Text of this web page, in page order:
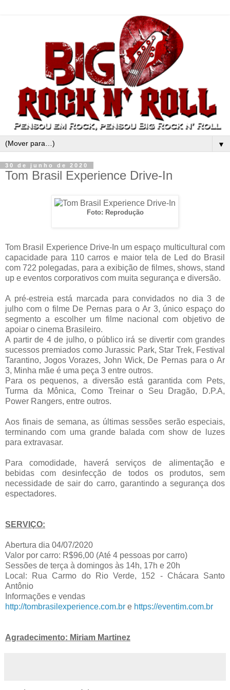
▼
30 de junho de 2020
Tom Brasil Experience Drive-In
Foto: Reprodução
Tom Brasil Experience Drive-In um espaço multicultural com
capacidade para 110 carros e maior tela de Led do Brasil
com 722 polegadas, para a exibição de filmes, shows, stand
up e eventos corporativos com muita segurança e diversão.
A pré-estreia está marcada para convidados no dia 3 de
julho com o filme De Pernas para o Ar 3, único espaço do
segmento a escolher um filme nacional com objetivo de
apoiar o cinema Brasileiro.
A partir de 4 de julho, o público irá se divertir com grandes
sucessos premiados como Jurassic Park, Star Trek, Festival
Tarantino, Jogos Vorazes, John Wick, De Pernas para o Ar
3, Minha mãe é uma peça 3 entre outros.
Para os pequenos, a diversão está garantida com Pets,
Turma da Mônica, Como Treinar o Seu Dragão, D.P.A,
Power Rangers, entre outros.
Aos finais de semana, as últimas sessões serão especiais,
terminando com uma grande balada com show de luzes
para extravasar.
Para comodidade, haverá serviços de alimentação e
bebidas com desinfecção de todos os produtos, sem
necessidade de sair do carro, garantindo a segurança dos
espectadores.
SERVIÇO:
Abertura dia 04/07/2020
Valor por carro: R$96,00 (Até 4 pessoas por carro)
Sessões de terça à domingos às 14h, 17h e 20h
Local: Rua Carmo do Rio Verde, 152 - Chácara Santo
Antônio
Informações e vendas
http://tombrasilexperience.com.br e https://eventim.com.br
Agradecimento: Miriam Martinez